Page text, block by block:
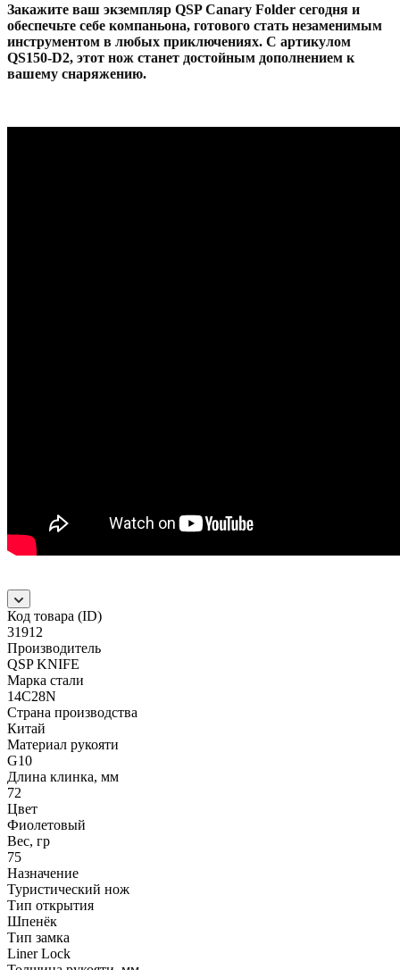
Закажите ваш экземпляр QSP Canary Folder сегодня и
обеспечьте себе компаньона, готового стать незаменимым
инструментом в любых приключениях. С артикулом
QS150-D2, этот нож станет достойным дополнением к
вашему снаряжению.
Код товара (ID)
31912
Производитель
QSP KNIFE
Марка стали
14C28N
Страна производства
Китай
Материал рукояти
G10
Длина клинка, мм
72
Цвет
Фиолетовый
Вес, гр
75
Назначение
Туристический нож
Тип открытия
Шпенёк
Тип замка
Liner Lock